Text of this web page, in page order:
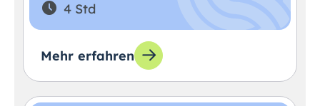
4 Std
Mehr erfahren